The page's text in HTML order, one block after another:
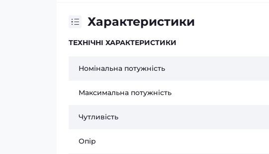
Характеристики
ТЕХНІЧНІ ХАРАКТЕРИСТИКИ
Номінальна потужність
Максимальна потужність
Чутливість
Опір